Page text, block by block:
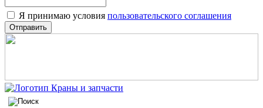
Я принимаю условия пользовательского соглашения
Отправить